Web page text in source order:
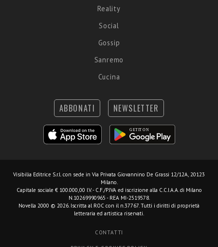
Reality
Social
Gossip
Sanremo
Cucina
ABBONATI NEWSLETTER
Visibilia Editrice S.r.l. con sede in Via Privata Giovannino De Grassi 12/12A, 20123
Milano.
Capitale sociale € 100.000,00 I.V. - C.F./P.IVA ed iscrizione alla C.C.I.A.A. di Milano
N.10269990965 - REA MI-2519578.
Novella 2000 © 2026. Iscritta al ROC con il n.37767. Tutti i diritti di proprietà
letteraria ed artistica riservati.
CONTATTI